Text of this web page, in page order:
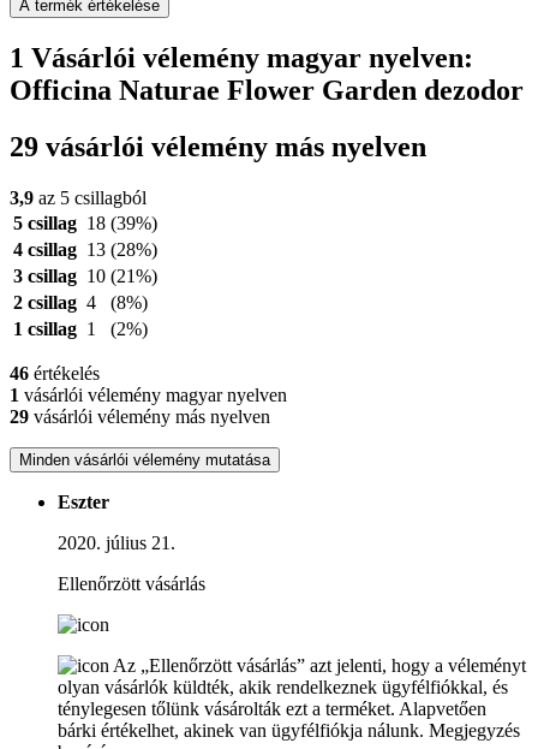
A termék értékelése
1 Vásárlói vélemény magyar nyelven:
Officina Naturae Flower Garden dezodor
29 vásárlói vélemény más nyelven
3,9 az 5 csillagból
5 csillag 18 (39%)
4 csillag 13 (28%)
3 csillag 10 (21%)
2 csillag 4
(8%)
1 csillag 1 (2%)
46 értékelés
1 vásárlói vélemény magyar nyelven
29 vásárlói vélemény más nyelven
Minden vásárlói vélemény mutatása
Eszter
2020. július 21.
Ellenőrzött vásárlás
Az „Ellenőrzött vásárlás” azt jelenti, hogy a véleményt
olyan vásárlók küldték, akik rendelkeznek ügyfélfiókkal, és
ténylegesen tőlünk vásárolták ezt a terméket. Alapvetően
bárki értékelhet, akinek van ügyfélfiókja nálunk. Megjegyzés